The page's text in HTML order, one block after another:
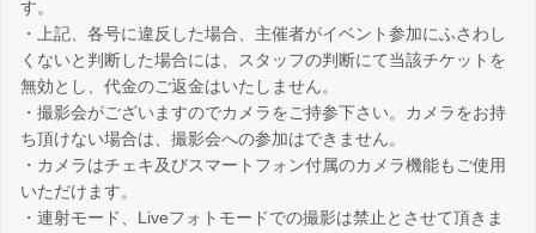
す。
・上記、各号に違反した場合、主催者がイベント参加にふさわし
くないと判断した場合には、スタッフの判断にて当該チケットを
無効とし、代金のご返金はいたしません。
・撮影会がございますのでカメラをご持参下さい。カメラをお持
ち頂けない場合は、撮影会への参加はできません。
・カメラはチェキ及びスマートフォン付属のカメラ機能もご使用
いただけます。
・連射モード、Liveフォトモードでの撮影は禁止とさせて頂きま